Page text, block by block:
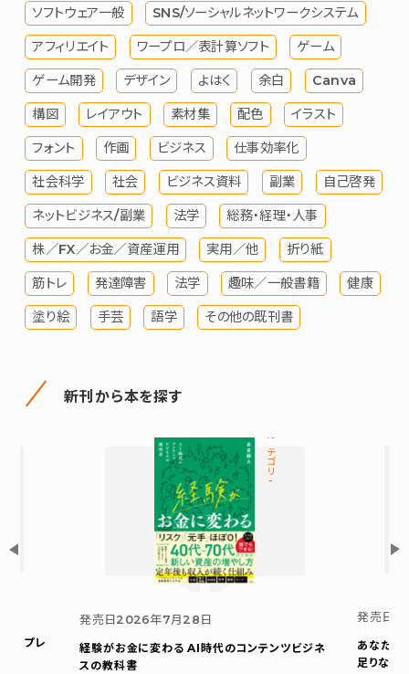
ソフトウェア一般 SNS/ソーシャルネットワークシステム
アフィリエイト ワープロ／表計算ソフト ゲーム
ゲーム開発 デザイン よはく 余白 Canva
構図 レイアウト 素材集 配色 イラスト
フォント 作画 ビジネス 仕事効率化
社会科学 社会 ビジネス資料 副業 自己啓発
ネットビジネス/副業 法学 総務・経理・人事
株／FX／お金／資産運用 実用／他 折り紙
筋トレ 発達障害 法学 趣味／一般書籍 健康
塗り絵 手芸 語学 その他の既刊書
新刊から本を探す
ト プレ
カテゴリ-
発売日 2026年7月28日
経験がお金に変わる AI時代のコンテンツビジネ
スの教科書
発売日
あなたの
足りない